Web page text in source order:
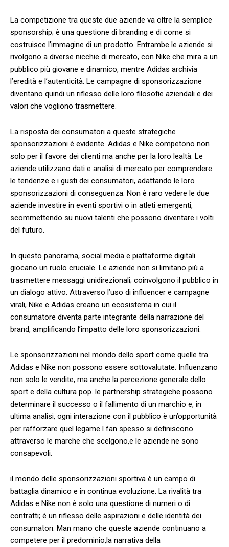
La ‌competizione​ tra queste due aziende va ​oltre la semplice
sponsorship; è una questione ‍di branding‍ e di come ⁣si
costruisce l’immagine di un prodotto. Entrambe ​le aziende si
rivolgono a diverse nicchie di⁢ mercato, con Nike che mira a‌ un⁢
pubblico⁢ più giovane e dinamico, ‍mentre Adidas archivia
l’eredità e ‍l’autenticità. Le campagne di ⁣sponsorizzazione
diventano quindi un riflesso delle loro ‍filosofie ⁤aziendali⁢ e dei
valori che vogliono trasmettere.
La risposta dei consumatori a queste strategiche
sponsorizzazioni è evidente. Adidas⁢ e Nike competono non
solo​ per⁣ il favore ‌dei clienti⁣ ma anche per la loro lealtà. Le
aziende utilizzano dati e analisi di​ mercato per⁤ comprendere
le tendenze e i gusti dei consumatori, adattando le loro
sponsorizzazioni di conseguenza. Non è raro vedere le due⁣
aziende ‍investire in ⁣eventi sportivi o ‌in atleti⁢ emergenti,
⁢scommettendo su nuovi talenti che possono ⁤diventare i volti
del futuro.
In questo panorama,​ social ‌media​ e⁤ piattaforme digitali
giocano un ‌ruolo cruciale. Le aziende non si limitano più a
trasmettere messaggi unidirezionali; coinvolgono il pubblico​ in
un dialogo attivo. Attraverso l’uso di influencer ⁣e ⁤campagne
virali, ⁣Nike e Adidas creano un ecosistema in cui il
⁣consumatore diventa parte integrante della narrazione del
brand, amplificando l’impatto delle ⁢loro sponsorizzazioni.
Le‍ sponsorizzazioni nel ⁣mondo dello sport come quelle tra
Adidas e Nike non possono essere sottovalutate. Influenzano
non solo ⁣le vendite, ma anche la percezione generale dello ​
sport e ⁤della⁣ cultura pop.‍ le partnership strategiche ‌possono
⁢determinare​ il successo o ​il fallimento di un marchio ​e, ‌in
⁢ultima ‌analisi, ogni interazione con il pubblico è un’opportunità
per rafforzare​ quel legame.I fan spesso si definiscono
attraverso le marche che ⁣scelgono,e‍ le aziende ⁤ne‍ sono​
consapevoli.
il ​mondo ‌delle sponsorizzazioni sportiva è⁢ un campo di
battaglia dinamico e in continua evoluzione. La rivalità tra
Adidas⁤ e Nike ⁤non è solo una questione di numeri ⁤o di
contratti; ⁣è un riflesso ‌delle aspirazioni e delle ⁤identità dei
consumatori. Man⁤ mano che queste aziende continuano a
competere per il predominio,la⁤ narrativa della